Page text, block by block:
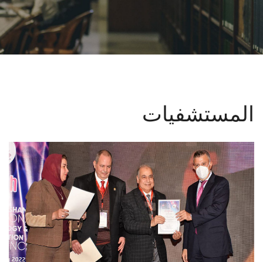
الشئون الأكاديمية
البحث العلمي
الأنظمة الذكية
الإعلام
تواصل معنا
الطلاب
المستشفيات